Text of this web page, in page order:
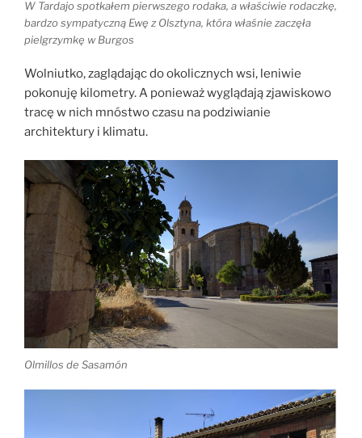
W Tardajo spotkałem pierwszego rodaka, a właściwie rodaczkę,
bardzo sympatyczną Ewę z Olsztyna, która właśnie zaczęła
pielgrzymkę w Burgos
Wolniutko, zaglądając do okolicznych wsi, leniwie
pokonuję kilometry. A ponieważ wyglądają zjawiskowo
tracę w nich mnóstwo czasu na podziwianie
architektury i klimatu.
Olmillos de Sasamón